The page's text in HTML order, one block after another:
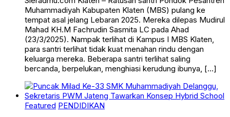
Muhammadiyah Kabupaten Klaten (MBS) pulang ke
tempat asal jelang Lebaran 2025. Mereka dilepas Mudirul
Mahad KH.M Fachrudin Sasmita LC pada Ahad
(23/3/2025). Nampak terlihat di Kampus I MBS Klaten,
para santri terlihat tidak kuat menahan rindu dengan
keluarga mereka. Beberapa santri terlihat saling
bercanda, berpelukan, menghiasi kerudung ibunya, […]
Featured PENDIDIKAN